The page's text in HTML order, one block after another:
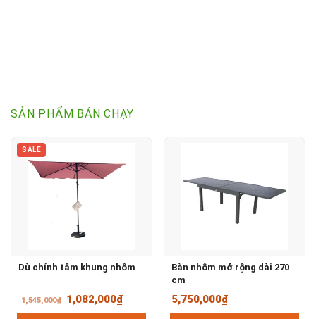
SẢN PHẨM BÁN CHẠY
SALE
Dù chính tâm khung nhôm
1,545,000₫
Giá
gốc
1,082,000₫Giá
hiện
Bàn nhôm mở rộng dài 270
cm
5,750,000₫